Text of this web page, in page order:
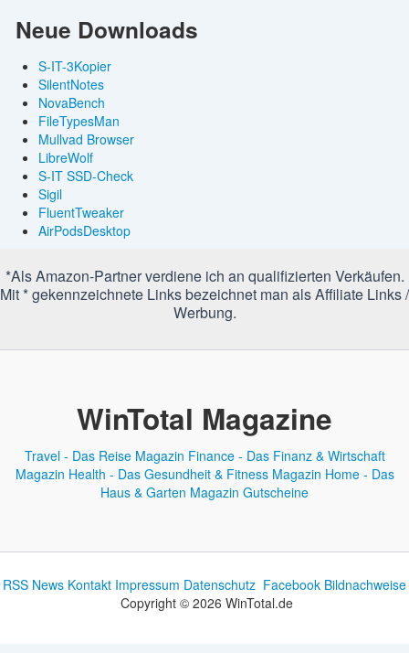
Neue Downloads
S-IT-3Kopier
SilentNotes
NovaBench
FileTypesMan
Mullvad Browser
LibreWolf
S-IT SSD-Check
Sigil
FluentTweaker
AirPodsDesktop
*Als Amazon-Partner verdiene ich an qualifizierten Verkäufen.
Mit * gekennzeichnete Links bezeichnet man als Affiliate Links /
Werbung.
WinTotal Magazine
Travel - Das Reise Magazin Finance - Das Finanz & Wirtschaft
Magazin Health - Das Gesundheit & Fitness Magazin Home - Das
Haus & Garten Magazin Gutscheine
RSS News Kontakt Impressum Datenschutz Facebook Bildnachweise
Copyright © 2026 WinTotal.de